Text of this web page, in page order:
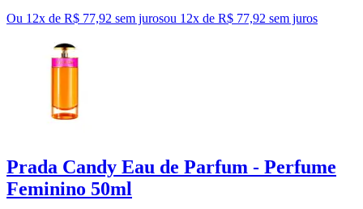
Ou 12x de R$ 77,92 sem jurosou 12x de R$ 77,92 sem juros
Prada Candy Eau de Parfum - Perfume
Feminino 50ml